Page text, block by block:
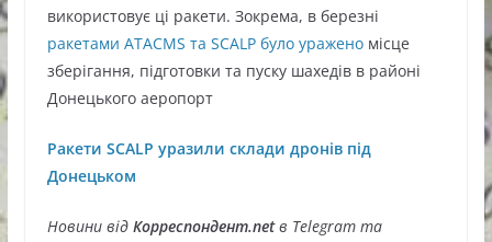
використовує ці ракети. Зокрема, в березні
ракетами ATACMS та SCALP було ураженомісце
зберігання, підготовки та пуску шахедів в районі
Донецького аеропорт
Ракети SCALP уразили склади дронів під
Донецьком
Новини відКорреспондент.netв Telegram та